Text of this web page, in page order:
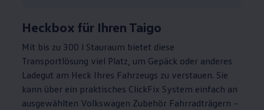
Heckbox für Ihren Taigo
Mit bis zu 300 l Stauraum bietet diese
Transportlösung viel Platz, um Gepäck oder anderes
Ladegut am Heck Ihres Fahrzeugs zu verstauen. Sie
kann über ein praktisches ClickFix System einfach an
ausgewählten Volkswagen Zubehör Fahrradträgern –